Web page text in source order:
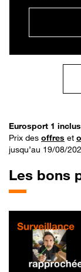
Eurosport 1
Prix des offres et
jusqu’au 19/08/
Les bons